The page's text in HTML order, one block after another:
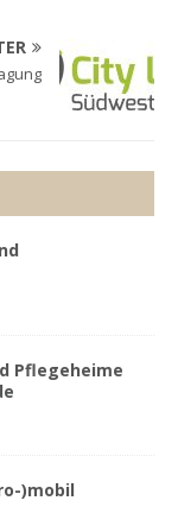
Pflegeheime
)mobil